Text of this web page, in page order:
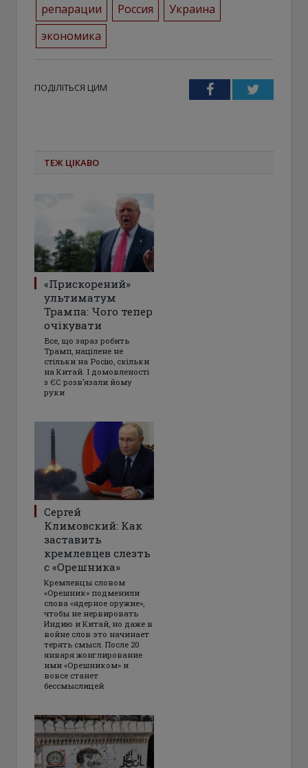
репарации
Россия
Украина
экономика
ПОДІЛІТЬСЯ ЦИМ FacebookTwitter
ТЕЖ ЦІКАВО
«Прискорений»
ультиматум
Трампа: Чого тепер
очікувати
Все, що зараз робить
Трамп, націлене не
стільки на Росію, скільки
на Китай. І домовленості
з ЄС розвʼязали йому
руки
Сергей
Климовский: Как
заставить
кремлевцев слезть
с «Орешника»
Кремлевцы словом
«Орешник» подменили
слова «ядерное оружие»,
чтобы не нервировать
Индию и Китай, но даже в
войне слов это начинает
терять смысл. После 20
января жонглирование
ими «Орешником» и
вовсе станет
бессмыслицей